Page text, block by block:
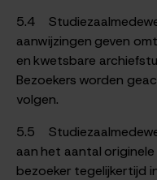
5.4
aanwijzingen geven
en kwetsbare
Bezoekers worden
volgen.
5.5
aan het aantal
bezoeker tegelijkertijd